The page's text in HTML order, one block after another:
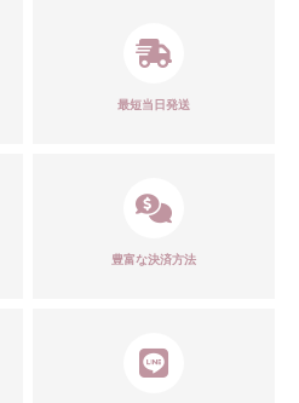
最短当日発送
豊富な決済方法